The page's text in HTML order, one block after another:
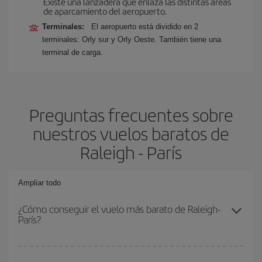
de aparcamiento del aeropuerto.
Terminales:
El aeropuerto está dividido en 2
terminales: Orly sur y Orly Oeste. También tiene una
terminal de carga.
Preguntas frecuentes sobre
nuestros vuelos baratos de
Raleigh - París
Ampliar todo
¿Cómo conseguir el vuelo más barato de Raleigh-
París?